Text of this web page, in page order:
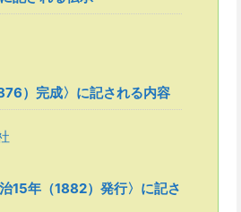
）完成〉に記される内容
15年（1882）発行〉に記さ